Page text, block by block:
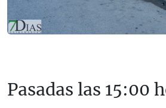
Pasadas las 15:00